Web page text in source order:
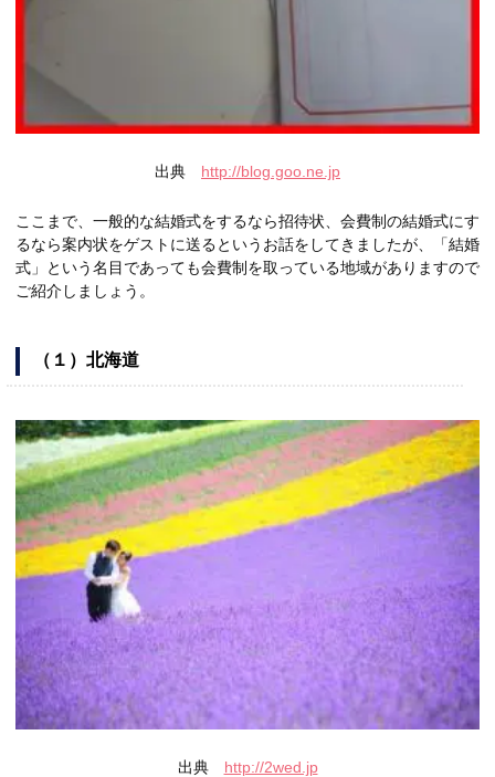
出典 http://blog.goo.ne.jp
ここまで、一般的な結婚式をするなら招待状、会費制の結婚式にす
るなら案内状をゲストに送るというお話をしてきましたが、「結婚
式」という名目であっても会費制を取っている地域がありますので
ご紹介しましょう。
（１）北海道
出典 http://2wed.jp